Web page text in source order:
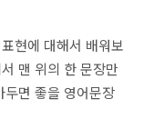
현에 대해서 배워보
맨 위의 한 문장만
두면 좋을 영어문장